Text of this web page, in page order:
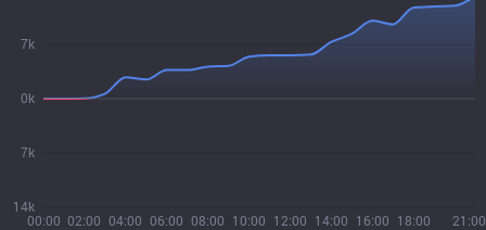
00:00 02:00 04:00 06:00 08:00 10:00 12:00 14:00 16:00 18:00 21:00
14k
7k
0k
7k